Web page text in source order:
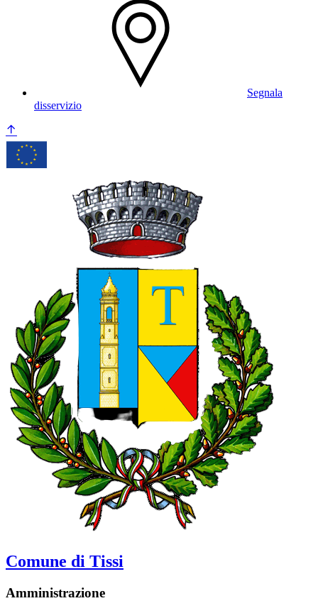
Segnala
disservizio
Comune di Tissi
Amministrazione